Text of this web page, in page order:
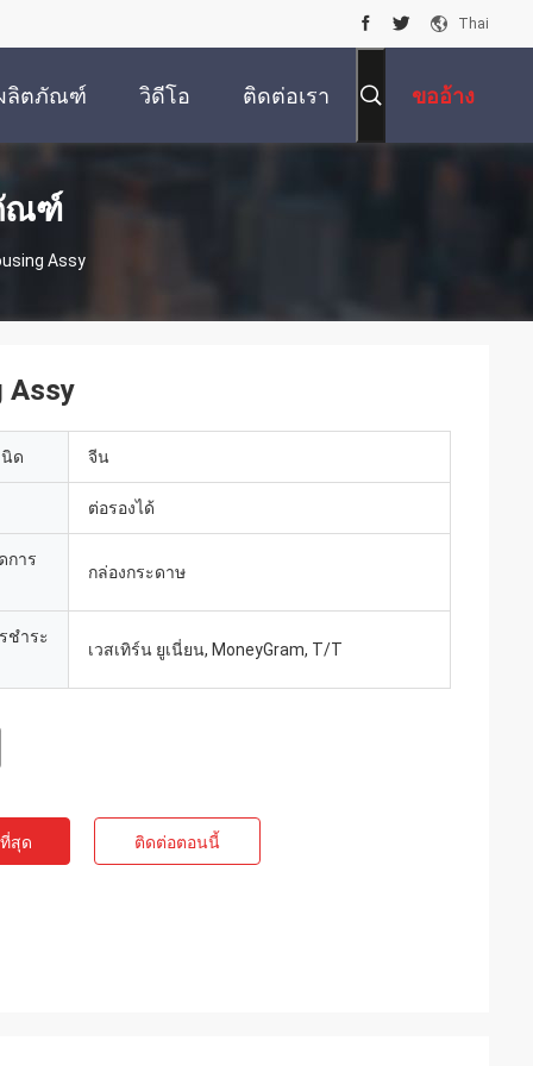
Thai
ลิตภัณฑ์ วิดีโอ ติดต่อเรา ขออ้าง
ณฑ์
Assy
Assy
ด จีน
ต่อรองได้
การ
กล่องกระดาษ
ชำระ
เวสเทิร์น ยูเนี่ยน, MoneyGram, T/T
สุด ติดต่อตอนนี้